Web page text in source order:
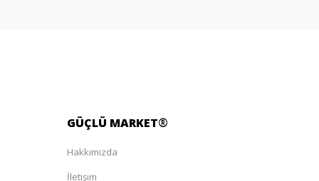
GÜÇLÜ MARKET®
Hakkımızda
İletişim